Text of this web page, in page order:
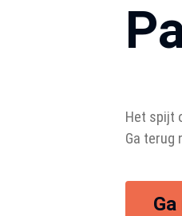
Het spijt
Ga terug